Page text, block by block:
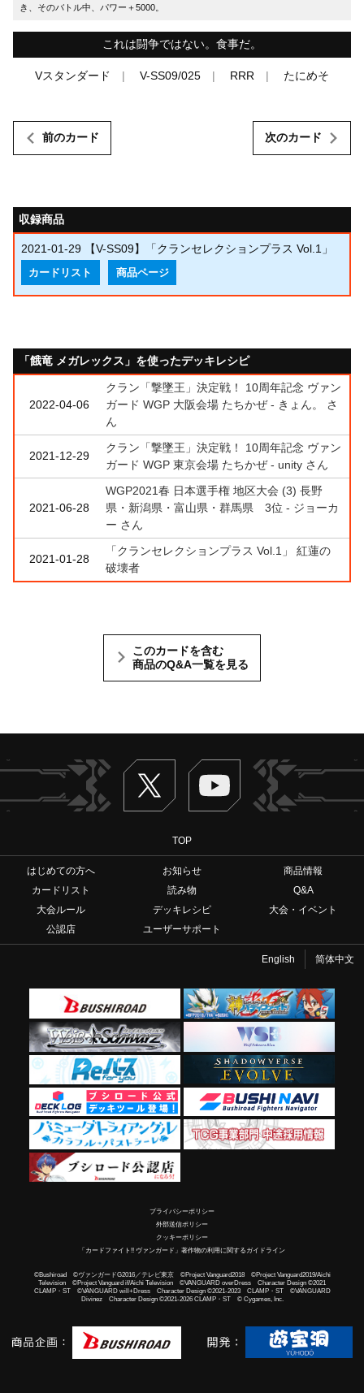
き、そのバトル中、パワー＋5000。
これは闘争ではない。食事だ。
Vスタンダード V-SS09/025 RRR たにめそ
前のカード 次のカード
収録商品
2021-01-29 【V-SS09】「クランセレクションプラス Vol.1」
カードリスト 商品ページ
「餓竜 メガレックス」を使ったデッキレシピ
2022-04-06
クラン「撃墜王」決定戦！ 10周年記念 ヴァン
ガード WGP 大阪会場 たちかぜ - きょん。 さ
ん
2021-12-29
クラン「撃墜王」決定戦！ 10周年記念 ヴァン
ガード WGP 東京会場 たちかぜ - unity さん
2021-06-28
WGP2021春 日本選手権 地区大会 (3) 長野
県・新潟県・富山県・群馬県 3位 - ジョーカ
ー さん
2021-01-28
「クランセレクションプラス Vol.1」 紅蓮の
破壊者
このカードを含む
商品のQ&A一覧を見る
Twitter ヴァンガードch
TOP
はじめての方へ お知らせ
商品情報
カードリスト
読み物
Q&A
大会ルール
デッキレシピ
大会・イベント
公認店
ユーザーサポート
English 简体中文
プライバシーポリシー
外部送信ポリシー
クッキーポリシー
「カードファイト!! ヴァンガード」著作物の利用に関するガイドライン
©Bushiroad ©ヴァンガードG2016／テレビ東京 ©Project Vanguard2018 ©Project Vanguard2019/Aichi
Television ©Project Vanguard if/Aichi Television ©VANGUARD overDress Character Design ©2021
CLAMP・ST ©VANGUARD will+Dress Character Design ©2021-2023 CLAMP・ST ©VANGUARD
Divinez Character Design ©2021-2026 CLAMP・ST © Cygames, Inc.